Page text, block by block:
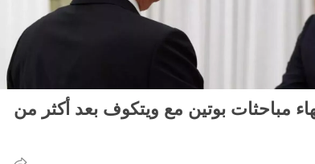
مباحثات بوتين مع ويتكوف بعد أكثر من